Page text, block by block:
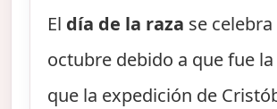
El día de la raza se celebra
octubre debido a que fue
que la expedición de